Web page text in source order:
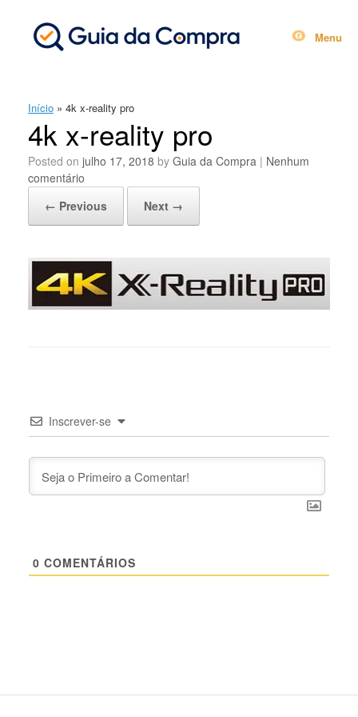
Menu
Início » 4k x-reality pro
4k x-reality pro
Posted on julho 17, 2018 by Guia da Compra | Nenhum
comentário
← Previous
Next →
Inscrever-se
0 COMENTÁRIOS